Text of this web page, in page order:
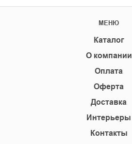
МЕНЮ
Каталог
О компании
Оплата
Оферта
Доставка
Интерьеры
Контакты